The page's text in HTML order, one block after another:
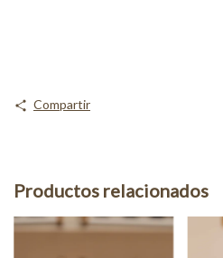
Compartir
Productos relacionados